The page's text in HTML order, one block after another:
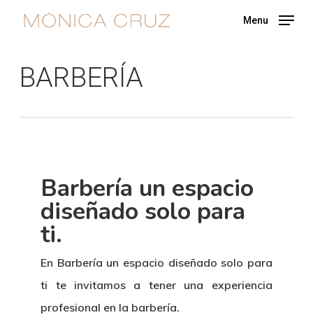
content
Menu
BARBERÍA
Barbería un espacio
diseñado solo para
ti.
En Barbería un espacio diseñado solo para
ti te invitamos a tener una experiencia
profesional en la barbería.